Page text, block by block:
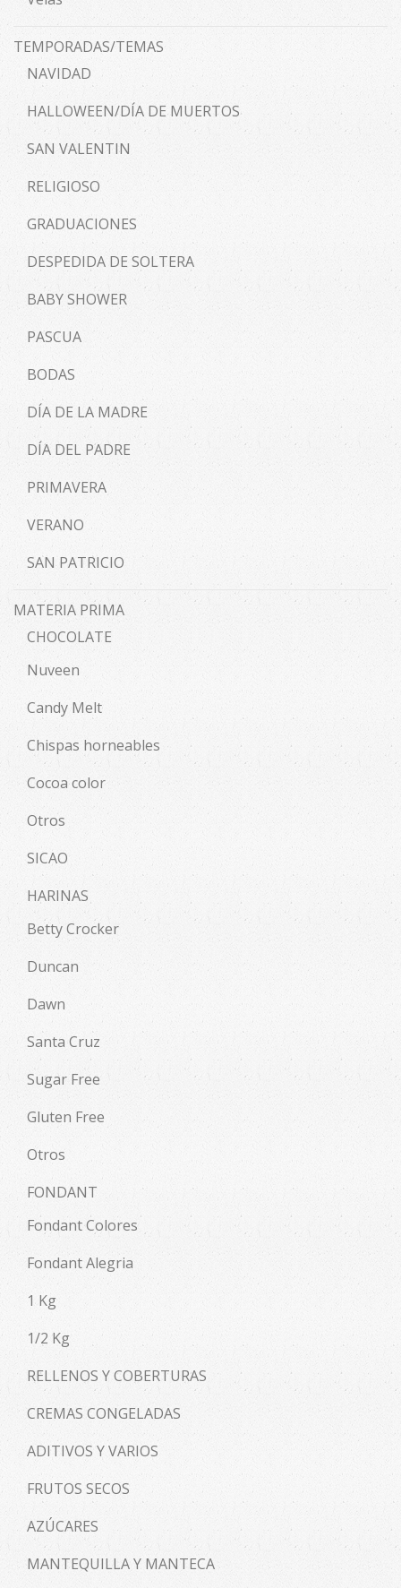
TEMPORADAS/TEMAS
NAVIDAD
HALLOWEEN/DÍA DE MUERTOS
SAN VALENTIN
RELIGIOSO
GRADUACIONES
DESPEDIDA DE SOLTERA
BABY SHOWER
PASCUA
BODAS
DÍA DE LA MADRE
DÍA DEL PADRE
PRIMAVERA
VERANO
SAN PATRICIO
MATERIA PRIMA
CHOCOLATE
Nuveen
Candy Melt
Chispas horneables
Cocoa color
Otros
SICAO
HARINAS
Betty Crocker
Duncan
Dawn
Santa Cruz
Sugar Free
Gluten Free
Otros
FONDANT
Fondant Colores
Fondant Alegria
1 Kg
1/2 Kg
RELLENOS Y COBERTURAS
CREMAS CONGELADAS
ADITIVOS Y VARIOS
FRUTOS SECOS
AZÚCARES
MANTEQUILLA Y MANTECA